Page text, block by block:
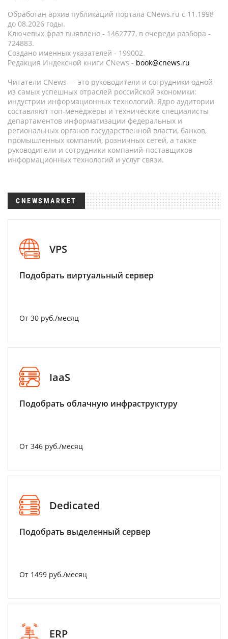
Обработан архив публикаций портала CNews.ru c 11.1998
до 08.2026 годы.
Ключевых фраз выявлено - 1462777, в очереди разбора -
724883.
Создано именных указателей - 199002.
Редакция Индексной книги CNews - book@cnews.ru
Читатели CNews — это руководители и сотрудники одной
из самых успешных отраслей российской экономики:
индустрии информационных технологий. Ядро аудитории
составляют топ-менеджеры и технические специалисты
департаментов информатизации федеральных и
региональных органов государственной власти, банков,
промышленных компаний, розничных сетей, а также
руководители и сотрудники компаний-поставщиков
информационных технологий и услуг связи.
CNEWSMARKET
VPS
Подобрать виртуальный сервер
От 30 руб./месяц
IaaS
Подобрать облачную инфраструктуру
От 346 руб./месяц
Dedicated
Подобрать выделенный сервер
От 1499 руб./месяц
ERP